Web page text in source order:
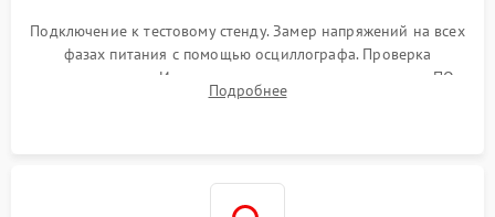
Подключение к тестовому стенду. Замер напряжений на всех
фазах питания с помощью осциллографа. Проверка
инициализации. Использование специализированного ПО
MATS
Подробнее